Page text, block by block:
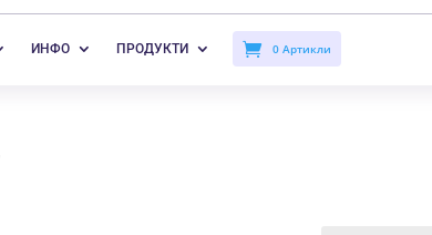
ИНФО ПРОДУКТИ 0 Артикли